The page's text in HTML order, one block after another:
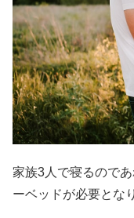
家族3人で寝るので
ーベッドが必要とな